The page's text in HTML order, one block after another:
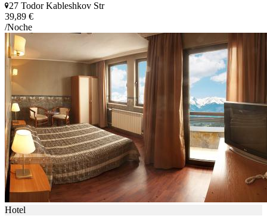
27 Todor Kableshkov Str
39,89 €
/Noche
Hotel